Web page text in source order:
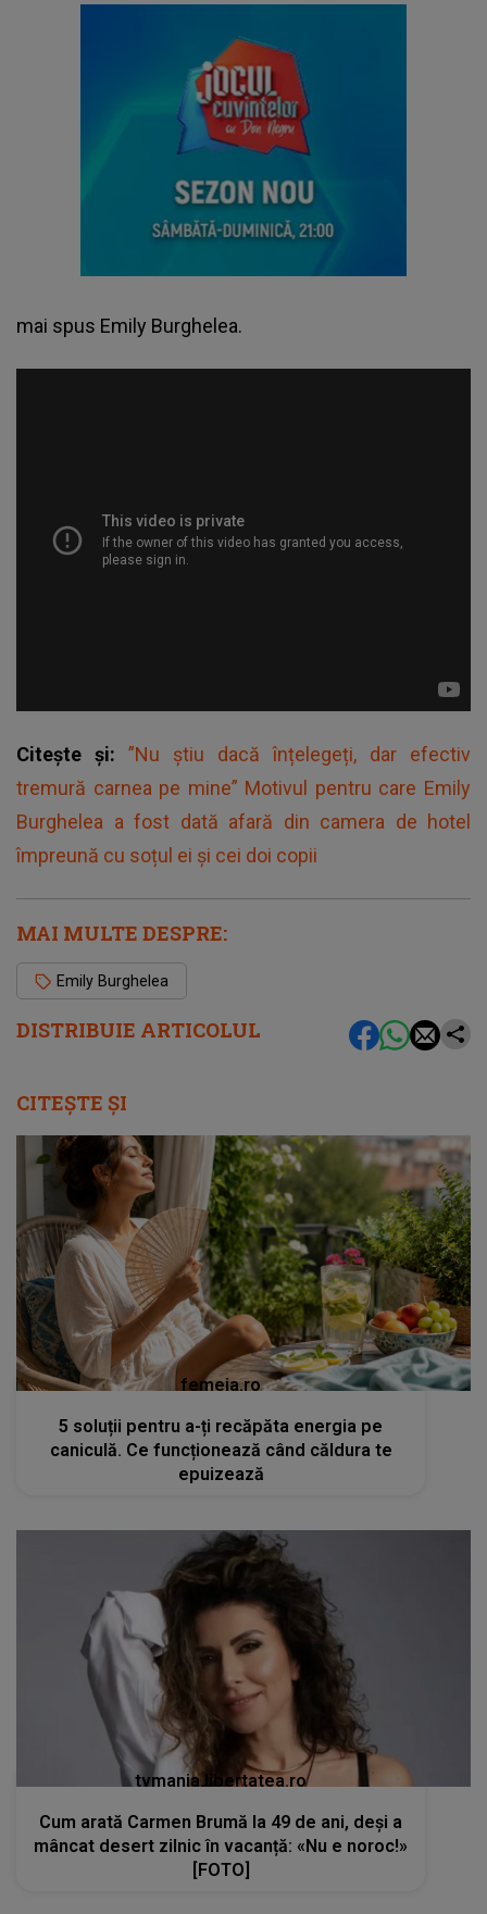
DISTRIBUIE ARTICOLUL
mai spus Emily Burghelea.
Citește și: ”Nu știu dacă înțelegeți, dar efectiv
tremură carnea pe mine” Motivul pentru care Emily
Burghelea a fost dată afară din camera de hotel
împreună cu soțul ei și cei doi copii
MAI MULTE DESPRE:
Emily Burghelea
CITEȘTE ȘI
femeia.ro
5 soluții pentru a-ți recăpăta energia pe
caniculă. Ce funcționează când căldura te
epuizează
tvmania.libertatea.ro
Cum arată Carmen Brumă la 49 de ani, deși a
mâncat desert zilnic în vacanță: «Nu e noroc!»
[FOTO]